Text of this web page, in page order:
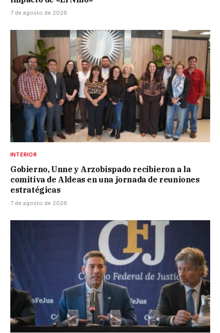
7 de agosto de 2026
INTERIOR
Gobierno, Unne y Arzobispado recibieron a la
comitiva de Aldeas en una jornada de reuniones
estratégicas
7 de agosto de 2026